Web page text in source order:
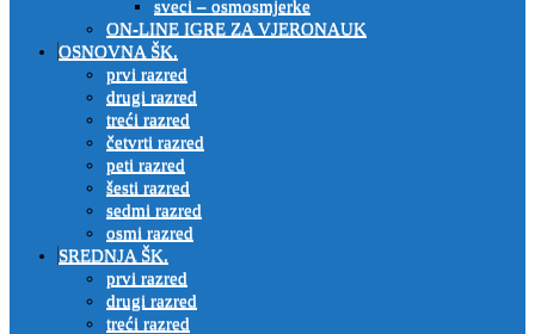
sveci – osmosmjerke
ON-LINE IGRE ZA VJERONAUK
OSNOVNA ŠK.
prvi razred
drugi razred
treći razred
četvrti razred
peti razred
šesti razred
sedmi razred
osmi razred
SREDNJA ŠK.
prvi razred
drugi razred
treći razred